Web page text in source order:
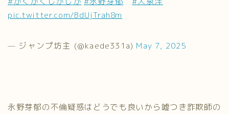
pic.twitter.com/BdUjTrah8m
— ジャンプ坊主 (@kaede331a) May 7, 2025
永野芽郁の不倫疑惑はどうでも良いから嘘つき詐欺師の